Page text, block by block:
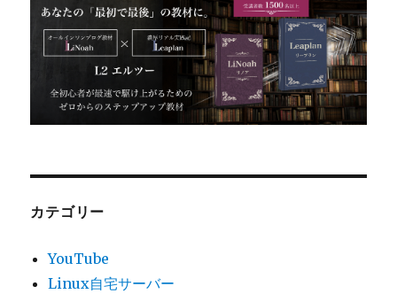
カテゴリー
YouTube
Linux自宅サーバー